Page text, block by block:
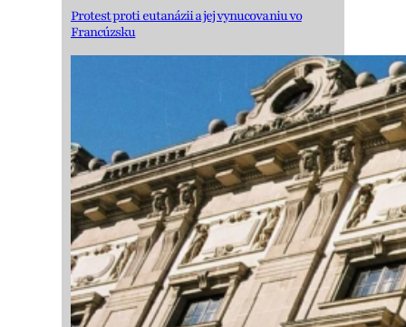
Protest proti eutanázii a jej vynucovaniu vo
Francúzsku